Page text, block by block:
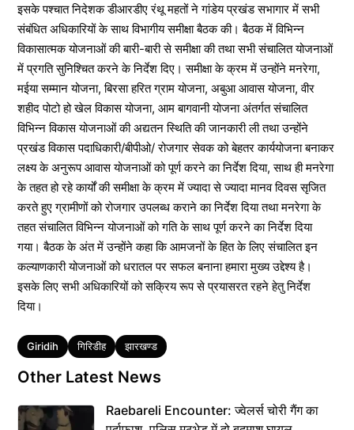
इसके पश्चात निदेशक डीआरडीए रंथू महतों ने गांडेय प्रखंड सभागार में सभी
संबंधित अधिकारियों के साथ विभागीय समीक्षा बैठक की। बैठक में विभिन्न
विकासात्मक योजनाओं की बारी-बारी से समीक्षा की तथा सभी संचालित योजनाओं
में प्रगति सुनिश्चित करने के निर्देश दिए। समीक्षा के क्रम में उन्होंने मनरेगा,
मईया सम्मान योजना, बिरसा हरित ग्राम योजना, अबुआ आवास योजना, वीर
शहीद पोटो हो खेल विकास योजना, आम बागवानी योजना अंतर्गत संचालित
विभिन्न विकास योजनाओं की अद्यतन स्थिति की जानकारी ली तथा उन्होंने
प्रखंड विकास पदाधिकारी/बीपीओ/ रोजगार सेवक को बेहतर कार्ययोजना बनाकर
लक्ष्य के अनुरूप आवास योजनाओं को पूर्ण करने का निर्देश दिया, साथ ही मनरेगा
के तहत हो रहे कार्यों की समीक्षा के क्रम में ज्यादा से ज्यादा मानव दिवस सृजित
करते हुए ग्रामीणों को रोजगार उपलब्ध कराने का निर्देश दिया तथा मनरेगा के
तहत संचालित विभिन्न योजनाओं को गति के साथ पूर्ण करने का निर्देश दिया
गया। बैठक के अंत में उन्होंने कहा कि आमजनों के हित के लिए संचालित इन
कल्याणकारी योजनाओं को धरातल पर सफल बनाना हमारा मुख्य उद्देश्य है।
इसके लिए सभी अधिकारियों को सक्रिय रूप से प्रयासरत रहने हेतु निर्देश
दिया।
Tags
Giridih गिरिडीह झारखण्ड
Other Latest News
Raebareli Encounter: ज्वेलर्स चोरी गैंग का